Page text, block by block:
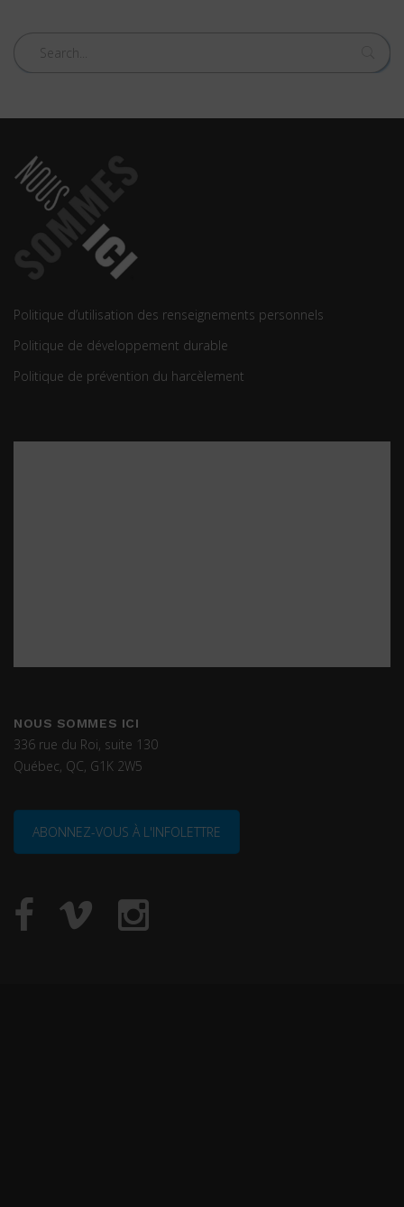
Politique d’utilisation des renseignements personnels
Politique de développement durable
Politique de prévention du harcèlement
NOUS SOMMES ICI
336 rue du Roi, suite 130
Québec, QC, G1K 2W5
ABONNEZ-VOUS À L'INFOLETTRE